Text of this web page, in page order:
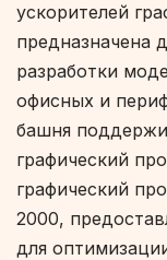
ускорителей
предназначена
разработки
офисных и
башня
графический
графический
2000,
для